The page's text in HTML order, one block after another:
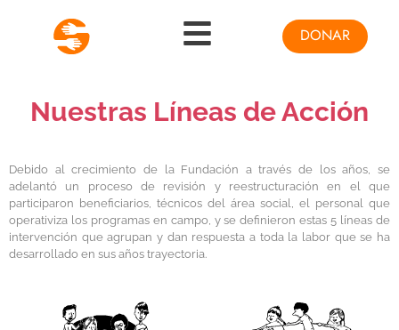
DONAR
Nuestras Líneas de Acción
Debido al crecimiento de la Fundación a través de los años, se
adelantó un proceso de revisión y reestructuración en el que
participaron beneficiarios, técnicos del área social, el personal que
operativiza los programas en campo, y se definieron estas 5 líneas de
intervención que agrupan y dan respuesta a toda la labor que se ha
desarrollado en sus años trayectoria.